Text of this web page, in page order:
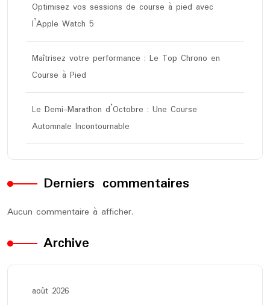
Optimisez vos sessions de course à pied avec
l’Apple Watch 5
Maîtrisez votre performance : Le Top Chrono en
Course à Pied
Le Demi-Marathon d’Octobre : Une Course
Automnale Incontournable
Derniers commentaires
Aucun commentaire à afficher.
Archive
août 2026